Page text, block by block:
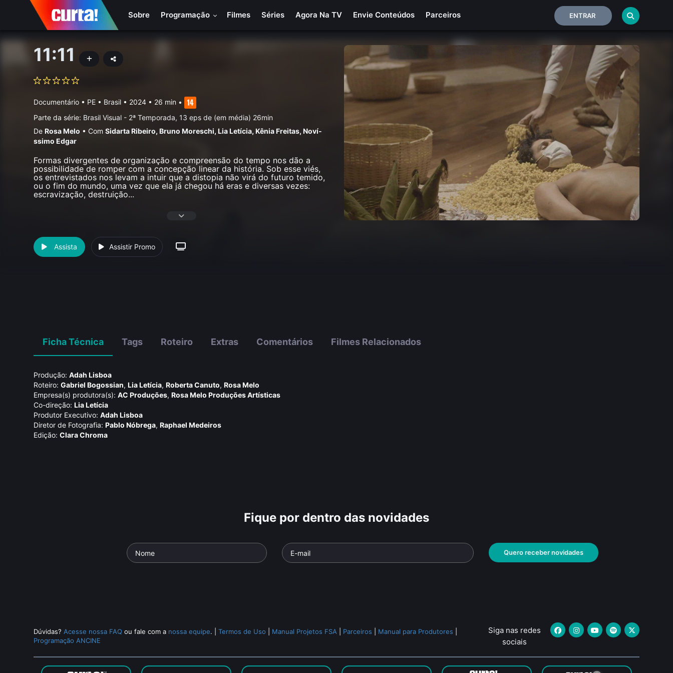
Sobre Programação Filmes Séries Agora Na TV Envie Conteúdos Parceiros ENTRAR
11:11
Documentário • PE • Brasil • 2024 • 26 min •
Parte da série: Brasil Visual - 2ª Temporada, 13 eps de (em média) 26min
DeRosa Melo •ComSidarta Ribeiro,Bruno Moreschi,Lia Letí­cia,Kênia Freitas,Noví­
ssimo Edgar
Formas divergentes de organização e compreensão do tempo nos dão a
possibilidade de romper com a concepção linear da história. Sob esse viés,
os entrevistados nos levam a intuir que a distopia não virá do futuro temido,
ou o fim do mundo, uma vez que ela já chegou há eras e diversas vezes:
escravização, destruição...
Assista Assistir Promo
Ficha Técnica Tags Roteiro Extras Comentários Filmes Relacionados
Produção: Adah Lisboa
Roteiro: Gabriel Bogossian,Lia Letí­cia,Roberta Canuto,Rosa Melo
Empresa(s) produtora(s): AC Produções,Rosa Melo Produções Artí­sticas
Co-direção: Lia Letí­cia
Produtor Executivo: Adah Lisboa
Diretor de Fotografia: Pablo Nóbrega,Raphael Medeiros
Edição: Clara Chroma
Fique por dentro das novidades
Quero receber novidades
Dúvidas? Acesse nossa FAQ ou fale com a nossa equipe. |Termos de Uso Manual Projetos FSA Parceiros Manual para Produtores
Programação ANCINE
Siga nas redes
sociais